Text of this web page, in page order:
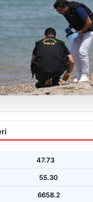
Sahile Vuran
bir parça fark
47.73
55.30
6658.2